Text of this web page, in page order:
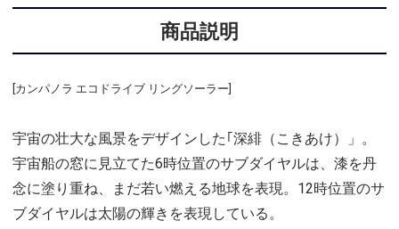
商品説明
[カンパノラ エコドライブ リングソーラー]
宇宙の壮大な風景をデザインした｢深緋（こきあけ）」。
宇宙船の窓に見立てた6時位置のサブダイヤルは、漆を丹
念に塗り重ね、まだ若い燃える地球を表現。12時位置のサ
ブダイヤルは太陽の輝きを表現している。